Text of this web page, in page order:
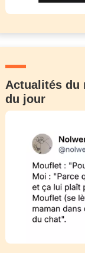
Actualités du
du jour